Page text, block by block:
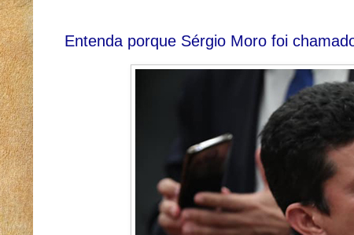
Entenda porque Sérgio Moro foi